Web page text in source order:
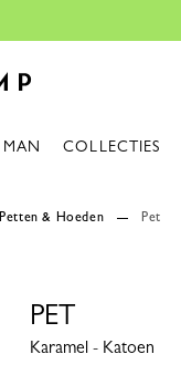
MAN COLLECTIES
Petten & Hoeden Pet
PET
Karamel - Katoen